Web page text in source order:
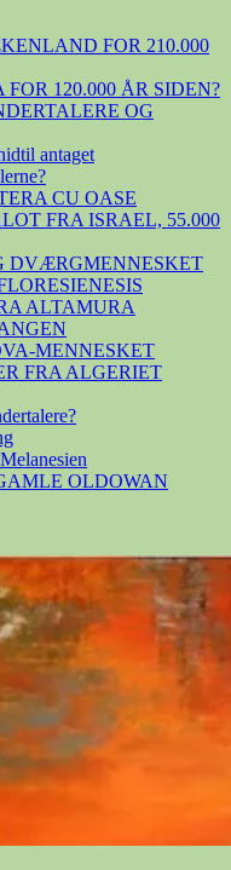
FOR 210.000
120.000 ÅR SIDEN?
OG
antaget
CU OASE
FRA ISRAEL, 55.000
DVÆRGMENNESKET
ALTAMURA
MENNESKET
FRA ALGERIET
OLDOWAN